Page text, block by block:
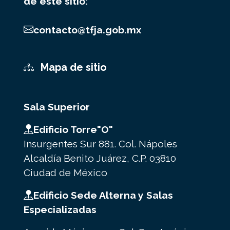
contacto@tfja.gob.mx
Mapa de sitio
Sala Superior
Edificio Torre"O"
Insurgentes Sur 881. Col. Nápoles
Alcaldía Benito Juárez, C.P. 03810
Ciudad de México
Edificio Sede Alterna y Salas
Especializadas